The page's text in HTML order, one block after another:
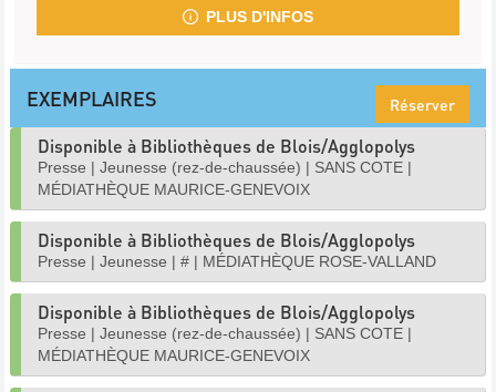
PLUS D'INFOS
EXEMPLAIRES Réserver
Disponible à Bibliothèques de Blois/Agglopolys
Presse | Jeunesse (rez-de-chaussée) | SANS COTE |
MÉDIATHÈQUE MAURICE-GENEVOIX
Disponible à Bibliothèques de Blois/Agglopolys
Presse | Jeunesse | # | MÉDIATHÈQUE ROSE-VALLAND
Disponible à Bibliothèques de Blois/Agglopolys
Presse | Jeunesse (rez-de-chaussée) | SANS COTE |
MÉDIATHÈQUE MAURICE-GENEVOIX